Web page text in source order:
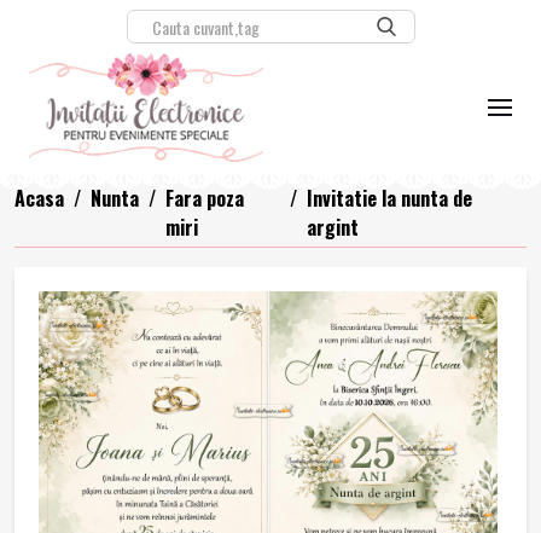
Acasa / Nunta / Fara poza
miri
/ Invitatie la nunta de
argint